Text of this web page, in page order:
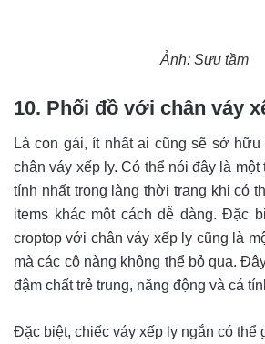
Ảnh: Sưu tầm
10. Phối đồ với chân váy
Là con gái, ít nhất ai cũng sẽ sở hữu
chân váy xếp ly. Có thể nói đây là
tính nhất trong làng thời trang khi có
items khác một cách dễ dàng. Đặc
croptop với chân váy xếp ly cũng là
mà các cô nàng không thể bỏ qua.
đậm chất trẻ trung, năng động và cá
Đặc biệt, chiếc váy xếp ly ngắn có thể